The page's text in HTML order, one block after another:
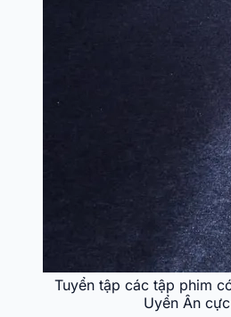
Tuyển tập các tập phim
Uyển Ân